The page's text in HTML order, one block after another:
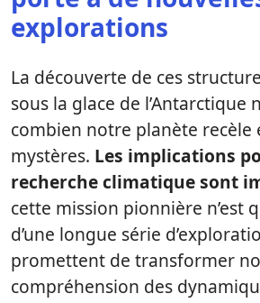
explorations
La découverte de ces
sous la glace de l’Antarctique
combien notre planète recèle
mystères. Les implications
recherche climatique sont
cette mission pionnière n’est
d’une longue série
promettent de transformer
compréhension des